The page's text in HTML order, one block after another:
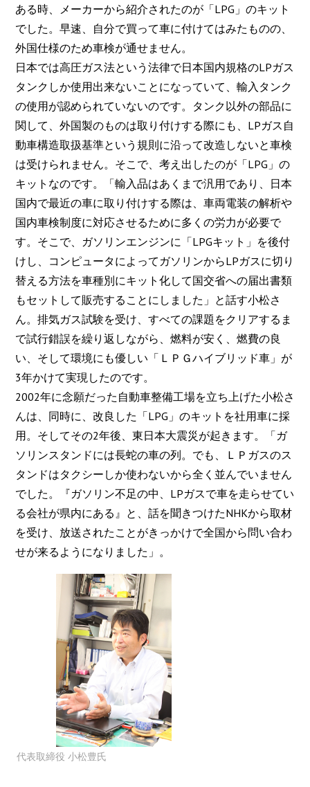
ある時、メーカーから紹介されたのが「LPG」のキット
でした。早速、自分で買って車に付けてはみたものの、
外国仕様のため車検が通せません。
日本では高圧ガス法という法律で日本国内規格のLPガス
タンクしか使用出来ないことになっていて、輸入タンク
の使用が認められていないのです。タンク以外の部品に
関して、外国製のものは取り付けする際にも、LPガス自
動車構造取扱基準という規則に沿って改造しないと車検
は受けられません。そこで、考え出したのが「LPG」の
キットなのです。「輸入品はあくまで汎用であり、日本
国内で最近の車に取り付けする際は、車両電装の解析や
国内車検制度に対応させるために多くの労力が必要で
す。そこで、ガソリンエンジンに「LPGキット」を後付
けし、コンピュータによってガソリンからLPガスに切り
替える方法を車種別にキット化して国交省への届出書類
もセットして販売することにしました」と話す小松さ
ん。排気ガス試験を受け、すべての課題をクリアするま
で試行錯誤を繰り返しながら、燃料が安く、燃費の良
い、そして環境にも優しい「ＬＰＧハイブリッド車」が
3年かけて実現したのです。
2002年に念願だった自動車整備工場を立ち上げた小松さ
んは、同時に、改良した「LPG」のキットを社用車に採
用。そしてその2年後、東日本大震災が起きます。「ガ
ソリンスタンドには長蛇の車の列。でも、ＬＰガスのス
タンドはタクシーしか使わないから全く並んでいません
でした。『ガソリン不足の中、LPガスで車を走らせてい
る会社が県内にある』と、話を聞きつけたNHKから取材
を受け、放送されたことがきっかけで全国から問い合わ
せが来るようになりました」。
代表取締役 小松豊氏